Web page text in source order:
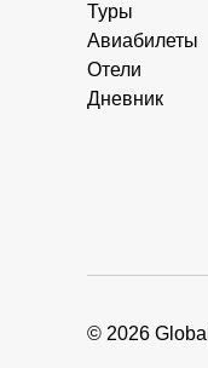
Туры
Авиабилеты
Отели
Дневник
© 2026